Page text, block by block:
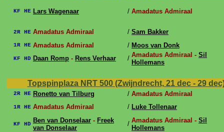
KF HE Lars Wagenaar / Amadatus Admiraal
2R HE Amadatus Admiraal / Sam Bakker
1R HE Amadatus Admiraal / Moos van Donk
KF HD Daan Romp - Rens Verhaar / Amadatus Admiraal - Sil
Hollemans
Topspinplaza NRT 500 (Zwijndrecht, 21 dec - 29
2R HE Ronetto van Tilburg / Amadatus Admiraal
1R HE Amadatus Admiraal / Luke Tollenaar
KF HD Ben van Donselaar - Freek
van Donselaar
/ Amadatus Admiraal - Sil
Hollemans